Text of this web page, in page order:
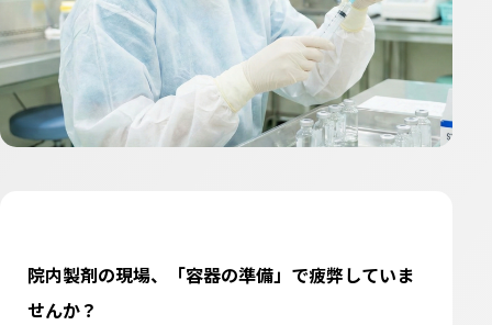
院内製剤の現場、「容器の準備」で疲弊していま
せんか？